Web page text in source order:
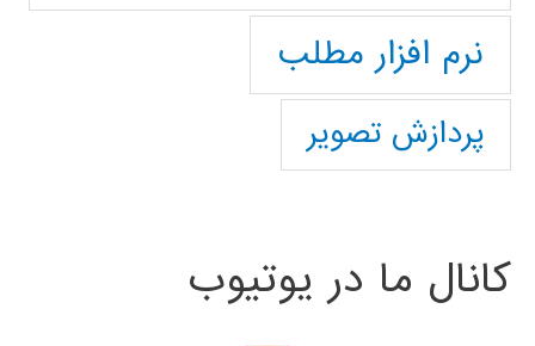
نرم افزار مطلب
پردازش تصویر
کانال ما در یوتیوب